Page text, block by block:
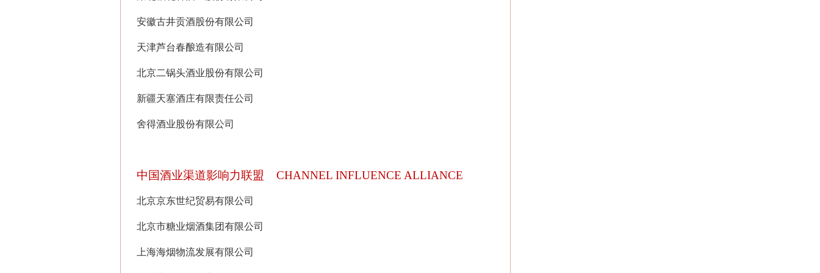
安徽古井贡酒股份有限公司
天津芦台春酿造有限公司
北京二锅头酒业股份有限公司
新疆天塞酒庄有限责任公司
舍得酒业股份有限公司
中国酒业渠道影响力联盟 CHANNEL INFLUENCE ALLIANCE
北京京东世纪贸易有限公司
北京市糖业烟酒集团有限公司
上海海烟物流发展有限公司